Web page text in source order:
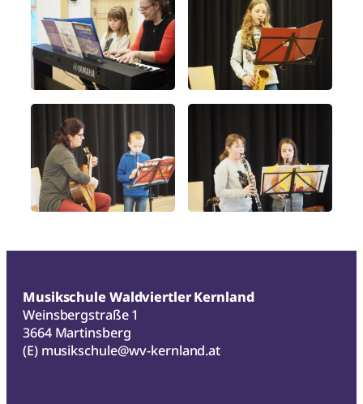
Musikschule Waldviertler Kernland
Weinsbergstraße 1
3664 Martinsberg
(E) musikschule@wv-kernland.at